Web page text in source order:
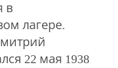
в
лагере.
22 мая 1938